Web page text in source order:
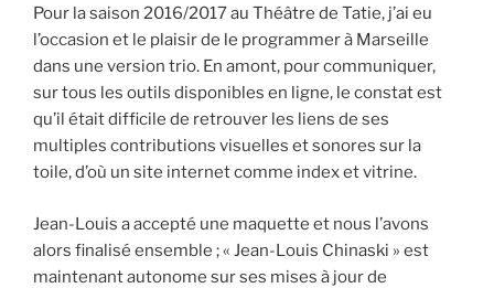
Pour la saison 2016/2017 au Théâtre de Tatie, j’ai eu
l’occasion et le plaisir de le programmer à Marseille
dans une version trio. En amont, pour communiquer,
sur tous les outils disponibles en ligne, le constat est
qu’il était difficile de retrouver les liens de ses
multiples contributions visuelles et sonores sur la
toile, d’où un site internet comme index et vitrine.
Jean-Louis a accepté une maquette et nous l’avons
alors finalisé ensemble ; « Jean-Louis Chinaski » est
maintenant autonome sur ses mises à jour de